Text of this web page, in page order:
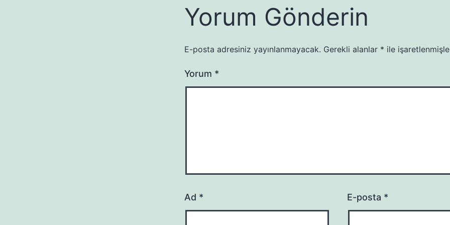
Yorum Gönderin
E-posta adresiniz yayınlanmayacak. Gerekli alanlar * ile
Yorum *
Ad * E-posta *